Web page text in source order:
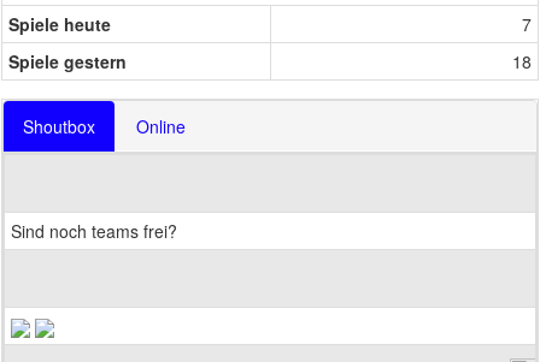
Spiele heute
7
Spiele gestern
18
Shoutbox Online
Sind noch teams frei?